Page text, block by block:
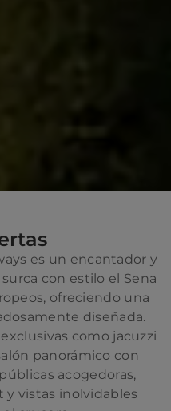
es un encantador y
con estilo el Sena
ofreciendo una
diseñada.
como jacuzzi
panorámico con
acogedoras,
vistas inolvidables